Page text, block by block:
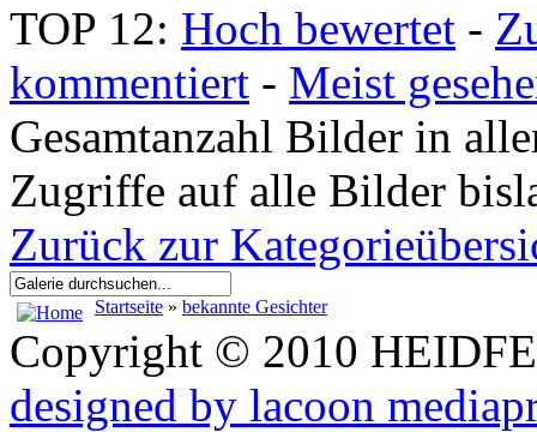
TOP 12: Hoch bewertet -
kommentiert - Meist
Gesamtanzahl Bilder in
Zugriffe auf alle Bilder
Zurück zur
Startseite » bekannte Gesichter
Copyright © 2010
designed by lacoon